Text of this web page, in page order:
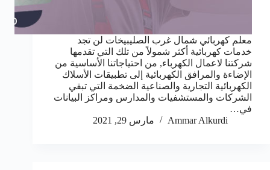
معلم كهربائي شمال غرب الصليبيخات لن تجد
خدمات كهربائية أكثر شمولاً من تلك التي تقدمها
شركتنا لاعمال الكهرباء, من احتياجاتنا الأساسية من
الإضاءة والمرافق الكهربائية إلى تطبيقات الأسلاك
الكهربائية التجارية والصناعية الضخمة التي تبقي
الشركات والمستشفيات والمدارس ومراكز البيانات
في…
Ammar Alkurdi
مارس 29, 2021